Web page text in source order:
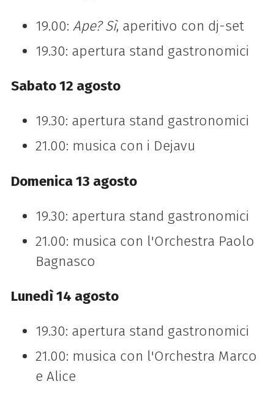
19.00: Ape? Sì, aperitivo con dj-set
19.30: apertura stand gastronomici
Sabato 12 agosto
19.30: apertura stand gastronomici
21.00: musica con i Dejavu
Domenica 13 agosto
19.30: apertura stand gastronomici
21.00: musica con l'Orchestra Paolo
Bagnasco
Lunedì 14 agosto
19.30: apertura stand gastronomici
21.00: musica con l'Orchestra Marco
e Alice